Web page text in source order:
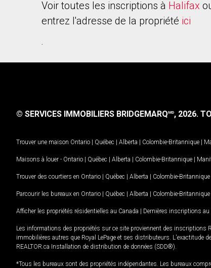
Voir toutes les inscriptions à Halifax
entrez l'adresse de la propriété ici
.
© SERVICES IMMOBILIERS BRIDGEMARQMD, 2026.
Trouver une maison Ontario | Québec | Alberta | Colombie-Britannique |
Maisons à louer - Ontario | Québec | Alberta | Colombie-Britannique |
Trouver des courtiers en Ontario | Québec | Alberta | Colombie-Britannique
Parcourir les bureaux en Ontario | Québec | Alberta | Colombie-Britannique
Afficher les propriétés résidentielles au Canada | Dernières inscriptions au
Les informations des propriétés sur ce site proviennent des inscriptions
immobilières autres que Royal LePage et ses distributeurs. L'exactitude
REALTOR.ca Installation de distribution de données (SDD®).
*Tous les bureaux sont des propriétés indépendantes. Les bureaux